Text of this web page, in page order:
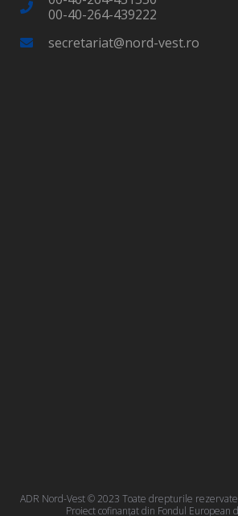
00-40-264-439222
secretariat@nord-vest.ro
ADR Nord-Vest © 2023 Toate drepturile
Proiect cofinanțat din Fondul European